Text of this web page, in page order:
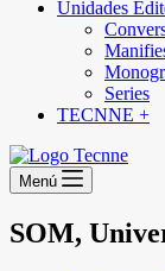
Unidades
Series
TECNNE +
Menú
SOM,